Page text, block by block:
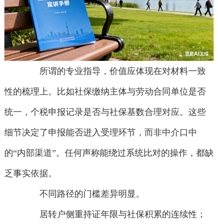
所谓的专业指导，价值应体现在对材料一致
性的梳理上。比如社保缴纳主体与劳动合同单位是否
统一，个税申报记录是否与社保基数合理对应。这些
细节决定了申报能否进入受理环节，而非中介口中
的“内部渠道”。任何声称能绕过系统比对的操作，都缺
乏事实依据。
不同路径的门槛差异明显。
居转户侧重持证年限与社保积累的连续性；